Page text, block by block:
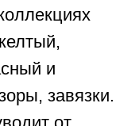
и
завязки.